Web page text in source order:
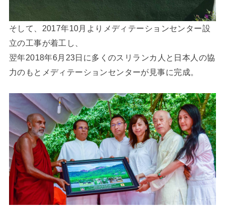
そして、2017年10月よりメディテーションセンター設
立の工事が着工し、
翌年2018年6月23日に多くのスリランカ人と日本人の協
力のもとメディテーションセンターが見事に完成。